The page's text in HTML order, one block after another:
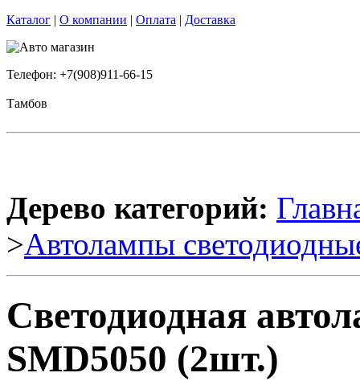
Каталог | О компании | Оплата | Доставка
Телефон: +7(908)911-66-15
Тамбов
Дерево категорий:
>Автолампы
Светодиодная
SMD5050 (2шт.)